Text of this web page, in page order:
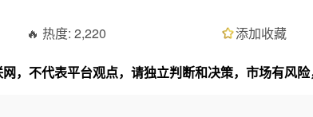
🔥 热度: 2,220 添加收藏
，不代表平台观点，请独立判断和决策，市场有风险